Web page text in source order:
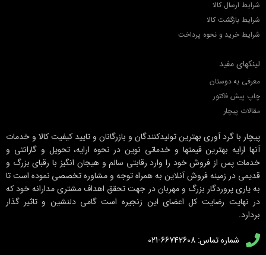
شرایط ارسال کالا
شرایط بازگشت کالا
شرایط خرید و نحوه پرداخت
لینکهای مفید
معرفی به دوستان
چاپ پیش فاکتور
مقالات پیچار
پیچار با گرد آوری بهترین تولیدکنندگان و بازرگانان و تایید کیفیت کالا و خدمات
آنها ارایه بهترین قیمتها و خدماتی نوین در نحوه ارایه، تحویل و گارانتی و
خدمات پس از فروش خود را وارد رقابتی سالم و هیجان انگیز با رقبای بزرگ و
قدیمی در زمینه فروش آنلاین به همراه توجه و مشاوره تخصصی نموده است تا
به یاری پروردگار بزرگ و مهربان در جهت تحقق اهداف مشتری مدارانه خود که
در نهایت رضایت کل اعضای این زنجیره است گامی دلنشین و تاثیر گذار
بردارد.
شماره تماس: 66742608-021